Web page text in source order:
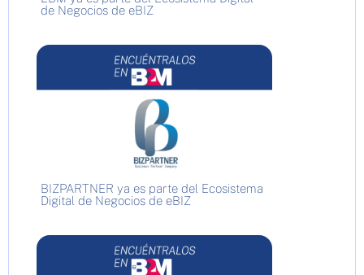
de Negocios de eBIZ
BIZPARTNER ya es parte del Ecosistema
Digital de Negocios de eBIZ